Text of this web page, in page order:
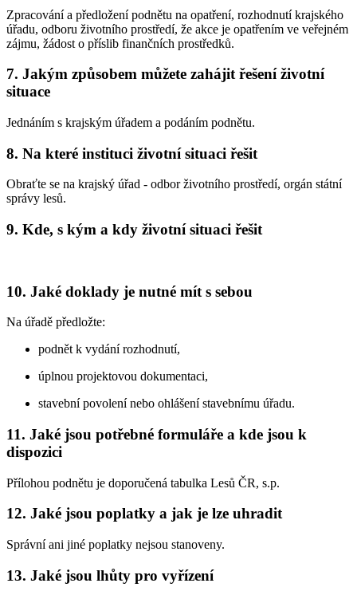
Zpracování a předložení podnětu na opatření, rozhodnutí krajského
úřadu, odboru životního prostředí, že akce je opatřením ve veřejném
zájmu, žádost o příslib finančních prostředků.
7. Jakým způsobem můžete zahájit řešení životní
situace
Jednáním s krajským úřadem a podáním podnětu.
8. Na které instituci životní situaci řešit
Obraťte se na krajský úřad - odbor životního prostředí, orgán státní
správy lesů.
9. Kde, s kým a kdy životní situaci řešit
10. Jaké doklady je nutné mít s sebou
Na úřadě předložte:
podnět k vydání rozhodnutí,
úplnou projektovou dokumentaci,
stavební povolení nebo ohlášení stavebnímu úřadu.
11. Jaké jsou potřebné formuláře a kde jsou k
dispozici
Přílohou podnětu je doporučená tabulka Lesů ČR, s.p.
12. Jaké jsou poplatky a jak je lze uhradit
Správní ani jiné poplatky nejsou stanoveny.
13. Jaké jsou lhůty pro vyřízení